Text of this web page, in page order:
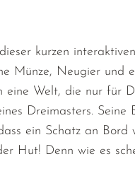
kurzen
Münze, Neugier und
eine Welt, die nur für
Dreimasters.
ein Schatz an
Hut! Denn wie es